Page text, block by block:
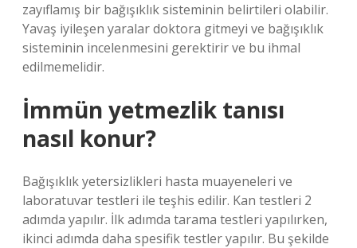
zayıflamış bir bağışıklık sisteminin belirtileri olabilir.
Yavaş iyileşen yaralar doktora gitmeyi ve bağışıklık
sisteminin incelenmesini gerektirir ve bu ihmal
edilmemelidir.
İmmün yetmezlik tanısı
nasıl konur?
Bağışıklık yetersizlikleri hasta muayeneleri ve
laboratuvar testleri ile teşhis edilir. Kan testleri 2
adımda yapılır. İlk adımda tarama testleri yapılırken,
ikinci adımda daha spesifik testler yapılır. Bu şekilde